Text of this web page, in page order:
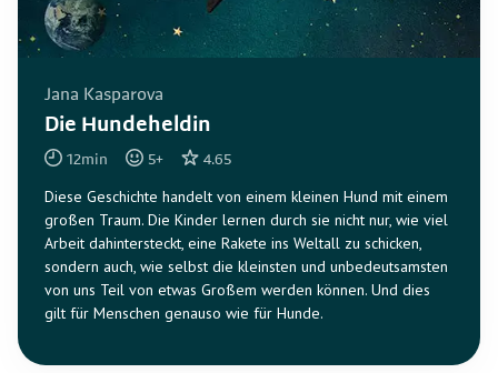
Jana Kasparova
Die Hundeheldin
12min 5+ 4.65
Diese Geschichte handelt von einem kleinen Hund mit einem
großen Traum. Die Kinder lernen durch sie nicht nur, wie viel
Arbeit dahintersteckt, eine Rakete ins Weltall zu schicken,
sondern auch, wie selbst die kleinsten und unbedeutsamsten
von uns Teil von etwas Großem werden können. Und dies
gilt für Menschen genauso wie für Hunde.